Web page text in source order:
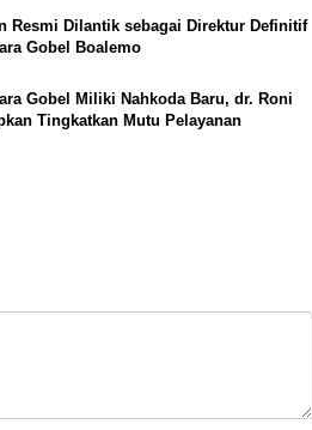
Resmi Dilantik sebagai Direktur Definitif
Gobel Boalemo
Gobel Miliki Nahkoda Baru, dr. Roni
Tingkatkan Mutu Pelayanan